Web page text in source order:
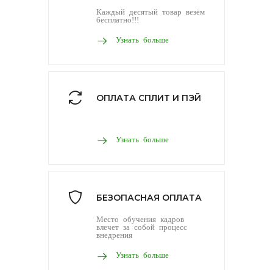
Каждый десятый товар везём
бесплатно!!!
Узнать больше
ОПЛАТА СПЛИТ И ПЭЙ
Узнать больше
БЕЗОПАСНАЯ ОПЛАТА
Место обучения кадров
влечет за собой процесс
внедрения
Узнать больше